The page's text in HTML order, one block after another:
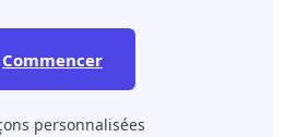
Commencer
personnalisées